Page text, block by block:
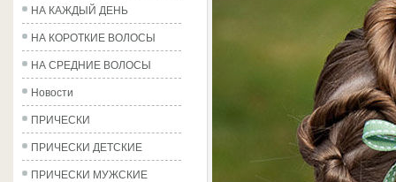
НА КАЖДЫЙ ДЕНЬ
НА КОРОТКИЕ ВОЛОСЫ
НА СРЕДНИЕ ВОЛОСЫ
Новости
ПРИЧЕСКИ
ПРИЧЕСКИ ДЕТСКИЕ
ПРИЧЕСКИ МУЖСКИЕ